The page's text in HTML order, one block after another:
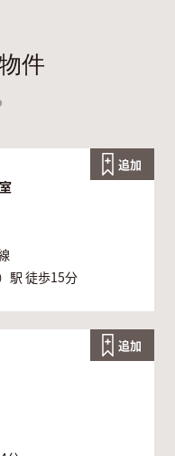
件
駅 徒歩15分
追加
追加